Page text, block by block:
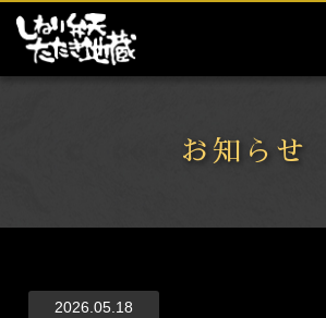
お知らせ
2026.05.18